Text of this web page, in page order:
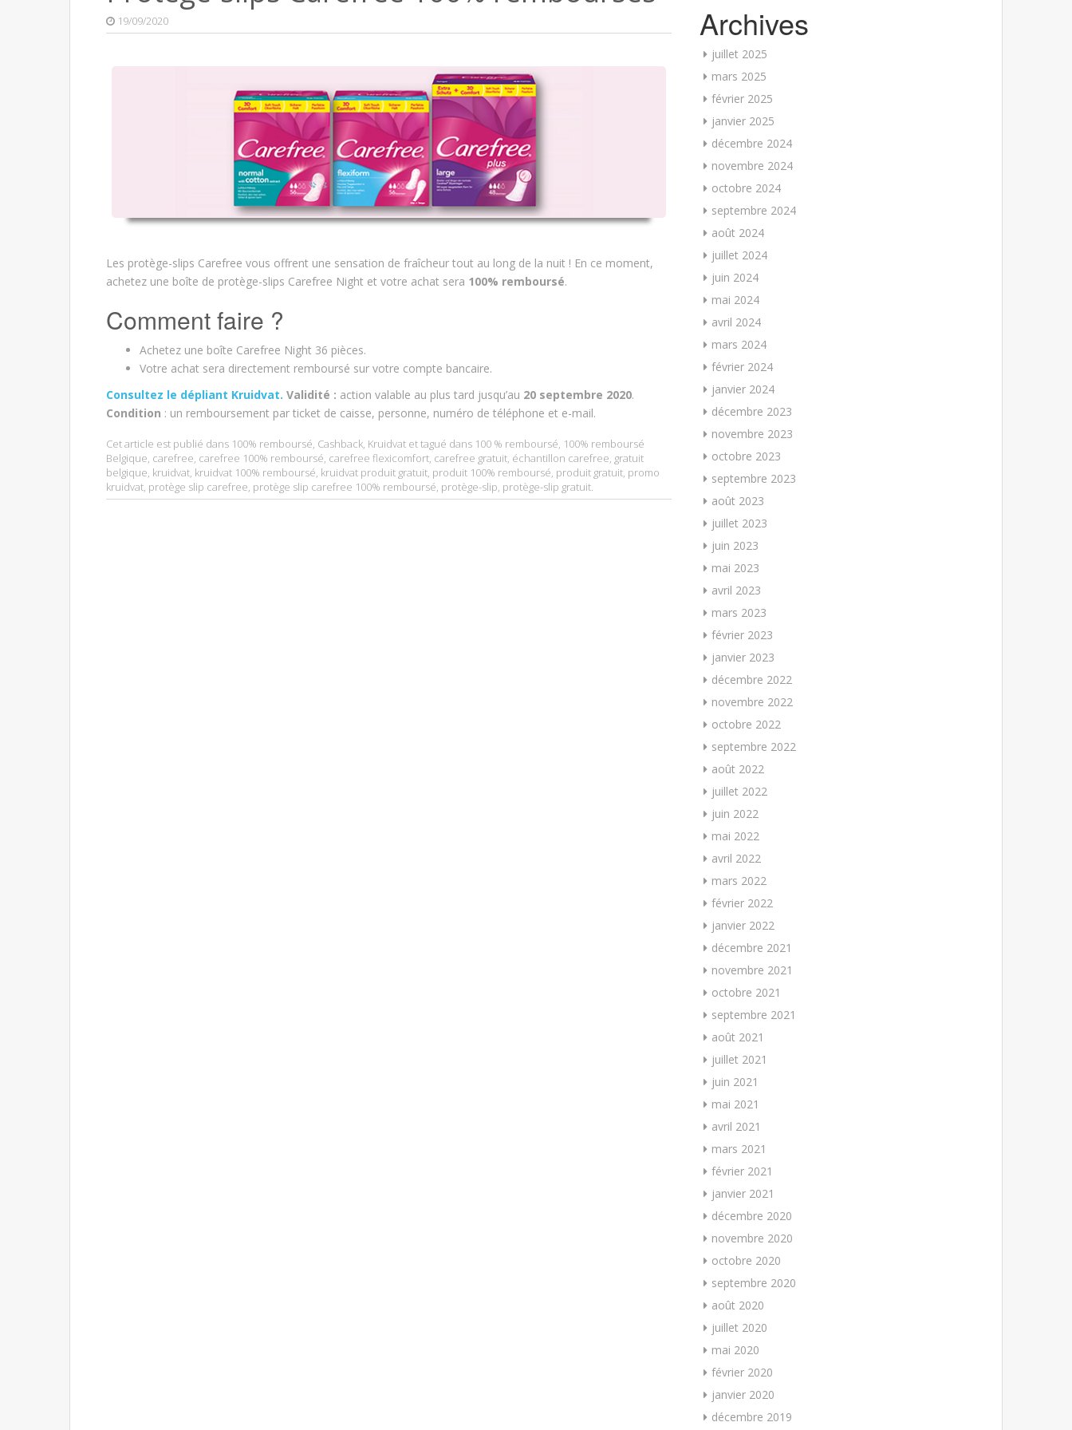
19/09/2020
Les protège-slips Carefree vous offrent une sensation de fraîcheur tout au long de la nuit ! En ce moment,
achetez une boîte de protège-slips Carefree Night et votre achat sera 100% remboursé.
Comment faire ?
Achetez une boîte Carefree Night 36 pièces.
Votre achat sera directement remboursé sur votre compte bancaire.
Consultez le dépliant Kruidvat. Validité : action valable au plus tard jusqu’au 20 septembre 2020.
Condition : un remboursement par ticket de caisse, personne, numéro de téléphone et e-mail.
Cet article est publié dans 100% remboursé, Cashback, Kruidvat et tagué dans 100 % remboursé, 100% remboursé
Belgique, carefree, carefree 100% remboursé, carefree flexicomfort, carefree gratuit, échantillon carefree, gratuit
belgique, kruidvat, kruidvat 100% remboursé, kruidvat produit gratuit, produit 100% remboursé, produit gratuit, promo
kruidvat, protège slip carefree, protège slip carefree 100% remboursé, protège-slip, protège-slip gratuit.
Archives
juillet 2025
mars 2025
février 2025
janvier 2025
décembre 2024
novembre 2024
octobre 2024
septembre 2024
août 2024
juillet 2024
juin 2024
mai 2024
avril 2024
mars 2024
février 2024
janvier 2024
décembre 2023
novembre 2023
octobre 2023
septembre 2023
août 2023
juillet 2023
juin 2023
mai 2023
avril 2023
mars 2023
février 2023
janvier 2023
décembre 2022
novembre 2022
octobre 2022
septembre 2022
août 2022
juillet 2022
juin 2022
mai 2022
avril 2022
mars 2022
février 2022
janvier 2022
décembre 2021
novembre 2021
octobre 2021
septembre 2021
août 2021
juillet 2021
juin 2021
mai 2021
avril 2021
mars 2021
février 2021
janvier 2021
décembre 2020
novembre 2020
octobre 2020
septembre 2020
août 2020
juillet 2020
mai 2020
février 2020
janvier 2020
décembre 2019